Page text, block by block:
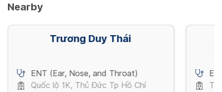
Nearby
Trương Duy Thái
ENT (Ear, Nose, and Throat)
Quốc lộ 1K, Thủ Đức Tp Hồ Chí